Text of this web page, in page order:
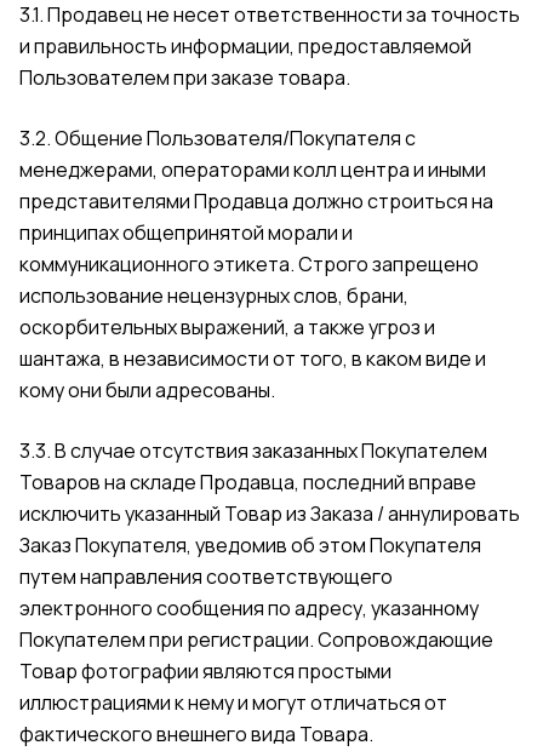
3.1. Продавец не несет ответственности за точность
и правильность информации, предоставляемой
Пользователем при заказе товара.
3.2. Общение Пользователя/Покупателя с
менеджерами, операторами колл центра и иными
представителями Продавца должно строиться на
принципах общепринятой морали и
коммуникационного этикета. Строго запрещено
использование нецензурных слов, брани,
оскорбительных выражений, а также угроз и
шантажа, в независимости от того, в каком виде и
кому они были адресованы.
3.3. В случае отсутствия заказанных Покупателем
Товаров на складе Продавца, последний вправе
исключить указанный Товар из Заказа / аннулировать
Заказ Покупателя, уведомив об этом Покупателя
путем направления соответствующего
электронного сообщения по адресу, указанному
Покупателем при регистрации. Сопровождающие
Товар фотографии являются простыми
иллюстрациями к нему и могут отличаться от
фактического внешнего вида Товара.